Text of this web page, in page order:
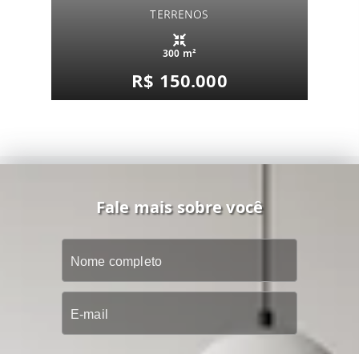
TERRENOS
300 m²
R$ 150.000
Fale mais sobre você